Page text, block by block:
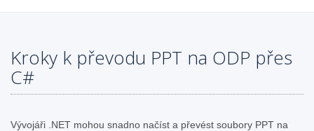
Kroky k převodu PPT na ODP přes
C#
Vývojáři .NET mohou snadno načíst a převést soubory PPT na